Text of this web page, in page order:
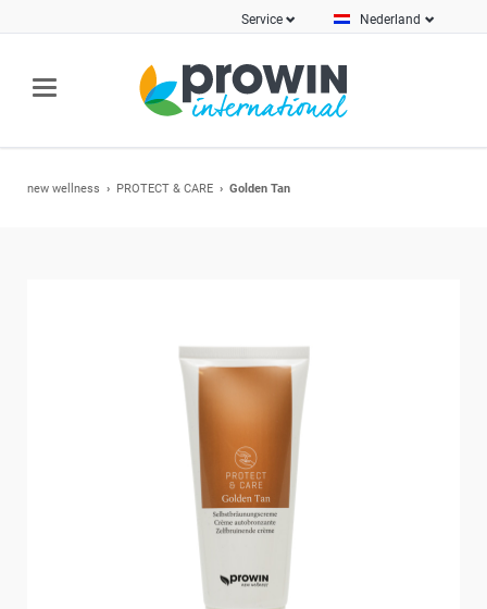
Nederland
Service
new wellness PROTECT & CARE Golden Tan